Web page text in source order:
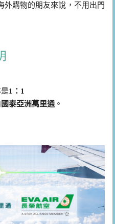
外購物的朋友來說，不用出門
1：1
國泰亞洲萬里通 。